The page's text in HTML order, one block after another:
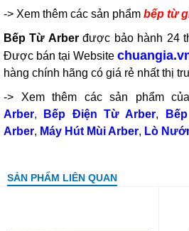
-> Xem thêm các sản phẩm bếp từ
Bếp Từ Arberđược bảo hành 24
Được bán tại Website
hàng chính hãng có giá rẻ nhất thị
-> Xem thêm các sản phẩm
Arber, Bếp Điện Từ Arber,
Arber, Máy Hút Mùi Arber, Lò
SẢN PHẨM LIÊN QUAN